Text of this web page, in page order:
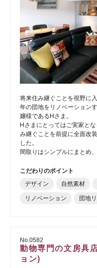
将来住み継ぐことを視野に
年の団地をリノベーション
嬢様であるHさま。
Hさまにとってはご実家と
み継ぐことを前提に全面改
した。
間取りはシンプルにまとめ
こだわりのポイント
デザイン
自然素材
リノベーション 団地
No.0582
動物専門の文房具
ョン)